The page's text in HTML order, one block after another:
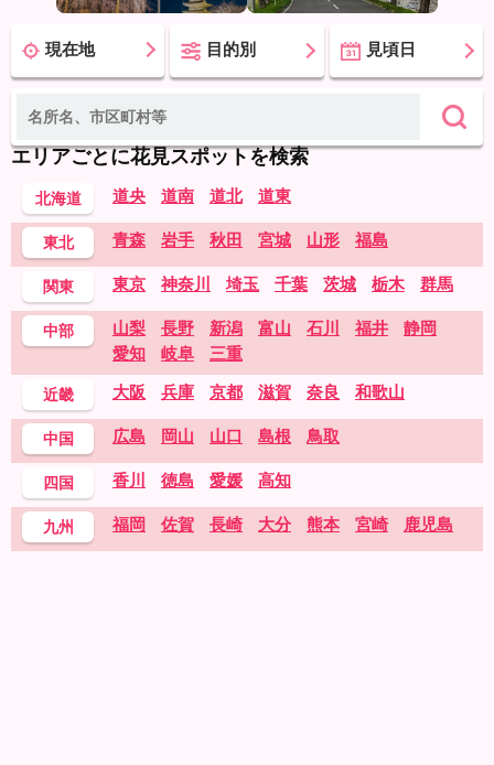
現在地 目的別 見頃日
エリアごとに花見スポットを検索
北海道 道央 道南 道北 道東
東北 青森 岩手 秋田 宮城 山形 福島
関東 東京 神奈川 埼玉 千葉 茨城 栃木 群馬
中部 山梨 長野 新潟 富山 石川 福井
静岡
愛知
岐阜 三重
近畿 大阪 兵庫 京都 滋賀 奈良 和歌山
中国 広島 岡山 山口 島根 鳥取
四国 香川 徳島 愛媛 高知
九州 福岡 佐賀 長崎 大分 熊本 宮崎 鹿児島